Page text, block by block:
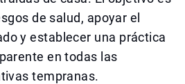
de salud, apoyar el
y establecer una práctica
en todas las
tempranas.